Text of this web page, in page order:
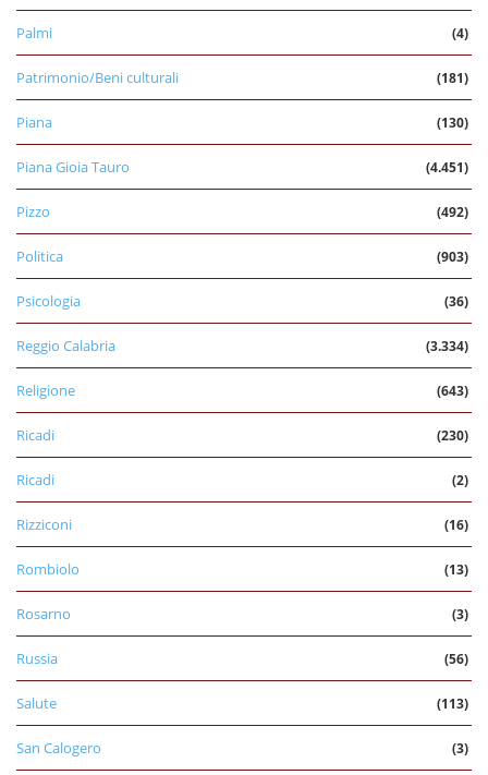
Palmi (4)
Patrimonio/Beni culturali (181)
Piana (130)
Piana Gioia Tauro (4.451)
Pizzo (492)
Politica (903)
Psicologia (36)
Reggio Calabria (3.334)
Religione (643)
Ricadi (230)
Ricadi (2)
Rizziconi (16)
Rombiolo (13)
Rosarno (3)
Russia (56)
Salute (113)
San Calogero (3)